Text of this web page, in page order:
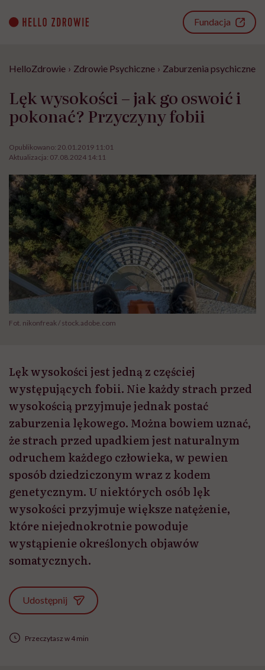
content
Fundacja
HelloZdrowie › Zdrowie Psychiczne › Zaburzenia psychiczne
Lęk wysokości – jak go oswoić i
pokonać? Przyczyny fobii
Opublikowano: 20.01.2019 11:01
Aktualizacja: 07.08.2024 14:11
Fot. nikonfreak / stock.adobe.com
Lęk wysokości jest jedną z częściej
występujących fobii. Nie każdy strach przed
wysokością przyjmuje jednak postać
zaburzenia lękowego. Można bowiem uznać,
że strach przed upadkiem jest naturalnym
odruchem każdego człowieka, w pewien
sposób dziedziczonym wraz z kodem
genetycznym. U niektórych osób lęk
wysokości przyjmuje większe natężenie,
które niejednokrotnie powoduje
wystąpienie określonych objawów
somatycznych.
Udostępnij
Przeczytasz w 4 min